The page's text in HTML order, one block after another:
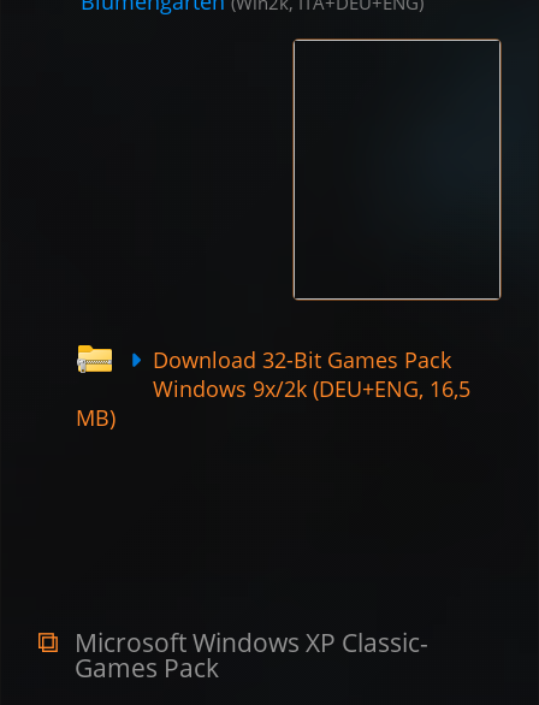
Download 32-Bit Games Pack
Windows 9x/2k (DEU+ENG, 16,5
MB)
Microsoft Windows XP Classic-
Games Pack